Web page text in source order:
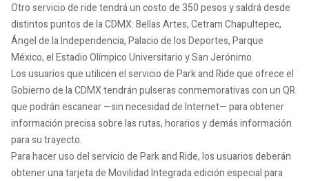
Otro servicio de ride tendrá un costo de 350 pesos y saldrá desde
distintos puntos de la CDMX: Bellas Artes, Cetram Chapultepec,
Ángel de la Independencia, Palacio de los Deportes, Parque
México, el Estadio Olímpico Universitario y San Jerónimo.
Los usuarios que utilicen el servicio de Park and Ride que ofrece el
Gobierno de la CDMX tendrán pulseras conmemorativas con un QR
que podrán escanear —sin necesidad de Internet— para obtener
información precisa sobre las rutas, horarios y demás información
para su trayecto.
Para hacer uso del servicio de Park and Ride, los usuarios deberán
obtener una tarjeta de Movilidad Integrada edición especial para